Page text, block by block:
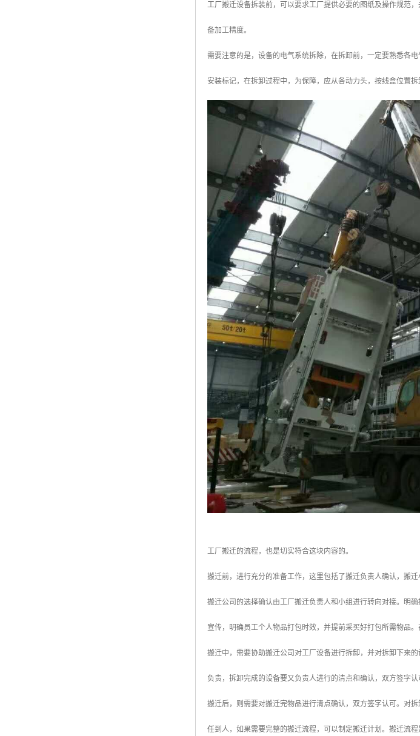
工厂搬迁设备拆装前，可以要求工厂提供必要的图纸及操作规范
备加工精度。
需要注意的是，设备的电气系统拆除，在拆卸前，一定要熟悉各
安装标记，在拆卸过程中，为保障，应从各动力头，按线盒位置拆
工厂搬迁的流程，也是切实符合这块内容的。
搬迁前，进行充分的准备工作，这里包括了搬迁负责人确认，搬
搬迁公司的选择确认由工厂搬迁负责人和小组进行转向对接。明
宣传，明确员工个人物品打包时效，并提前采买好打包所需物品
搬迁中，需要协助搬迁公司对工厂设备进行拆卸，并对拆卸下来
负责，拆卸完成的设备要又负责人进行的清点和确认，双方签字
搬迁后，则需要对搬迁完物品进行清点确认，双方签字认可。对
任到人，如果需要完整的搬迁流程，可以制定搬迁计划。搬迁流